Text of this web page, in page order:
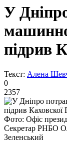
У
підрив
Текст: Алена
0
2357
Фото: Офіс
Секретар РНБО
Зеленський